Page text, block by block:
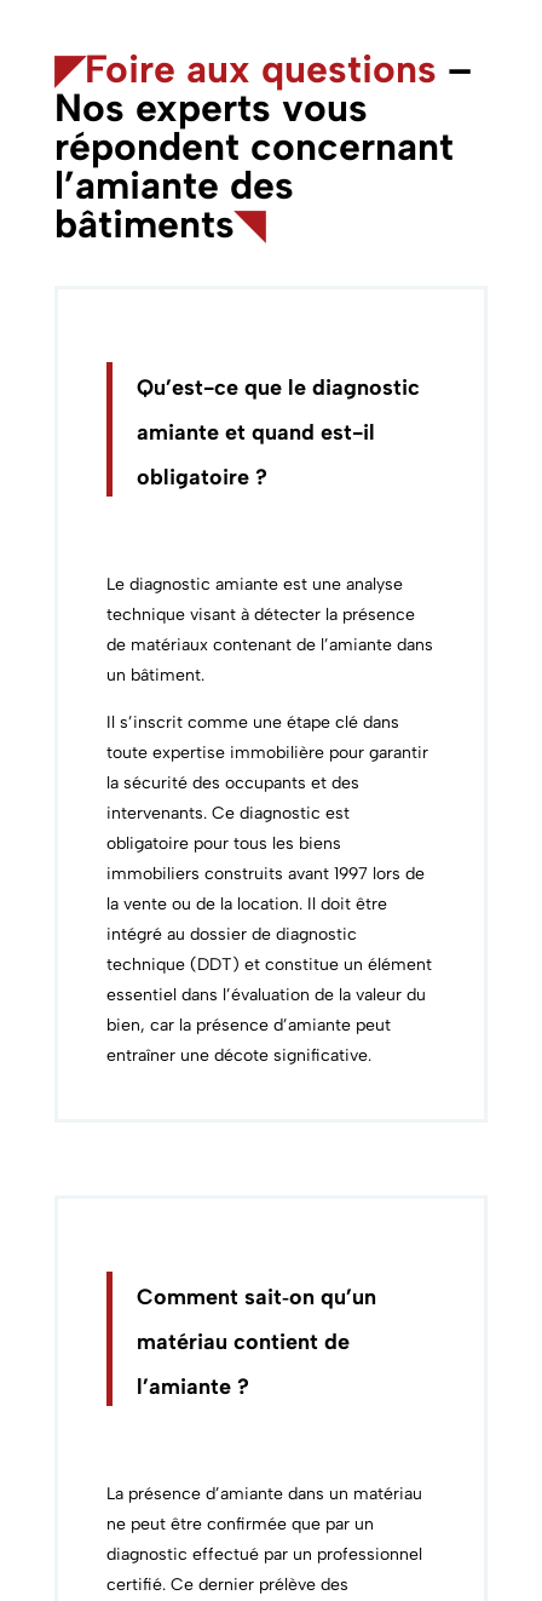
◤Foire aux questions –
Nos experts vous
répondent concernant
l’amiante des
bâtiments◥
Qu’est-ce que le diagnostic
amiante et quand est-il
obligatoire ?
Le diagnostic amiante est une analyse
technique visant à détecter la présence
de matériaux contenant de l’amiante dans
un bâtiment.
Il s’inscrit comme une étape clé dans
toute expertise immobilière pour garantir
la sécurité des occupants et des
intervenants. Ce diagnostic est
obligatoire pour tous les biens
immobiliers construits avant 1997 lors de
la vente ou de la location. Il doit être
intégré au dossier de diagnostic
technique (DDT) et constitue un élément
essentiel dans l’évaluation de la valeur du
bien, car la présence d’amiante peut
entraîner une décote significative.
Comment sait‑on qu’un
matériau contient de
l’amiante ?
La présence d’amiante dans un matériau
ne peut être confirmée que par un
diagnostic effectué par un professionnel
certifié. Ce dernier prélève des